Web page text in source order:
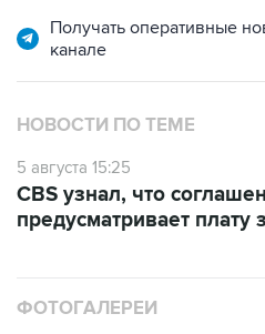
Получать оперативные
канале
НОВОСТИ ПО ТЕМЕ
5 августа 15:25
CBS узнал, что
предусматривает плату
ФОТОГАЛЕРЕИ